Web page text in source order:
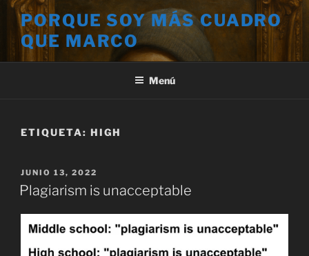
Saltar
contenido
PORQUE SOY MÁS CUADRO
QUE MARCO
Menú
ETIQUETA: HIGH
PUBLICADO
EL
JUNIO 13, 2022
Plagiarism is unacceptable